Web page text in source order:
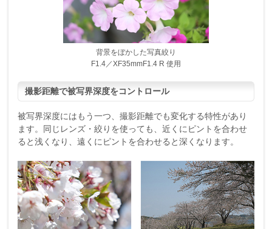
背景をぼかした写真絞り
F1.4／XF35mmF1.4 R 使用
撮影距離で被写界深度をコントロール
被写界深度にはもう一つ、撮影距離でも変化する特性があり
ます。同じレンズ・絞りを使っても、近くにピントを合わせ
ると浅くなり、遠くにピントを合わせると深くなります。